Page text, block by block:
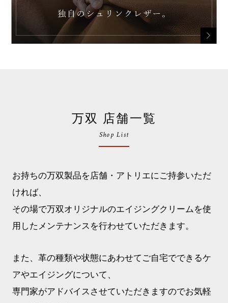
万双 店舗一覧
Shop List
お持ちの万双製品を店舗・アトリエにご持参いただ
ければ、
その場で万双オリジナルのエイジングクリームを使
用したメンテナンスを行わせていただきます。
また、革の種類や状態にあわせてご自宅でできるケ
アやエイジングについて、
専門家がアドバイスさせていただきますのでお気軽